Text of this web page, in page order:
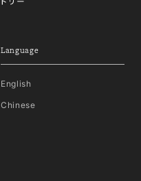
Language
English
Chinese